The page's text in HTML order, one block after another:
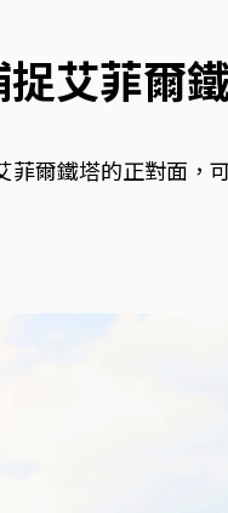
艾菲爾
爾鐵塔的正對面